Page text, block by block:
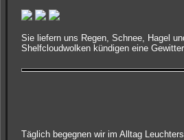
Sie liefern uns Regen, Schnee, Hagel
Shelfcloudwolken kündigen eine
Täglich begegnen wir im Alltag